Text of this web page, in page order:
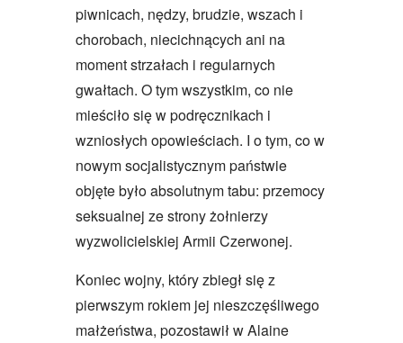
piwnicach, nędzy, brudzie, wszach i
chorobach, niecichnących ani na
moment strzałach i regularnych
gwałtach. O tym wszystkim, co nie
mieściło się w podręcznikach i
wzniosłych opowieściach. I o tym, co w
nowym socjalistycznym państwie
objęte było absolutnym tabu: przemocy
seksualnej ze strony żołnierzy
wyzwolicielskiej Armii Czerwonej.
Koniec wojny, który zbiegł się z
pierwszym rokiem jej nieszczęśliwego
małżeństwa, pozostawił w Alaine